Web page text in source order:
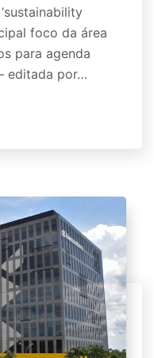
foco da área
para agenda
editada por…